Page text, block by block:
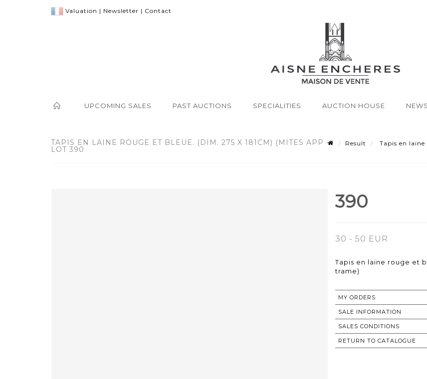
Valuation | Newsletter | Contact
UPCOMING SALES PAST AUCTIONS SPECIALITIES AUCTION HOUSE NEWS
TAPIS EN LAINE ROUGE ET BLEUE. (DIM. 275 X 181CM) (MITES APP -
LOT 390
Result
Tapis en
390
30 - 50 EUR
Tapis en laine rouge et
trame)
MY ORDERS
SALE INFORMATION
SALES CONDITIONS
RETURN TO CATALOGUE